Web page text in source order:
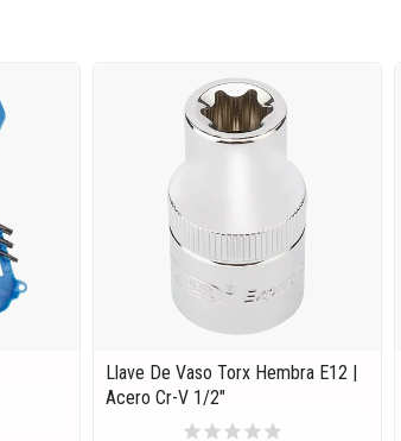
Llave De Vaso Torx Hembra E12 |
Acero Cr-V 1/2"
starstarstarstarstar